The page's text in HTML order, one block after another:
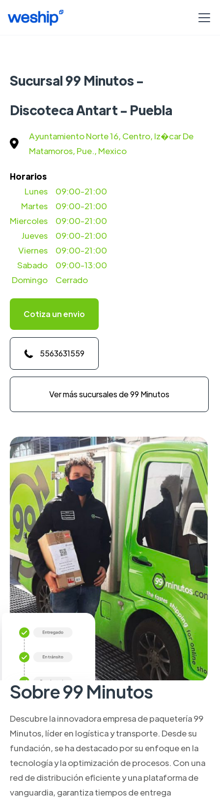
Sucursal 99 Minutos -
Discoteca Antart - Puebla
Ayuntamiento Norte 16, Centro, Iz�car De
Matamoros, Pue., Mexico
Horarios
09:00-21:00
Martes
Miercoles
Lunes
09:00-21:00
09:00-21:00
Jueves
09:00-21:00
Viernes
09:00-21:00
Sabado
09:00-13:00
Domingo
Cerrado
Cotiza un envio
5563631559
Ver más sucursales de 99 Minutos
Sobre 99 Minutos
Descubre la innovadora empresa de paquetería 99
Minutos, líder en logística y transporte. Desde su
fundación, se ha destacado por su enfoque en la
tecnología y la optimización de procesos. Con una
red de distribución eficiente y una plataforma de
vanguardia, garantiza tiempos de entrega